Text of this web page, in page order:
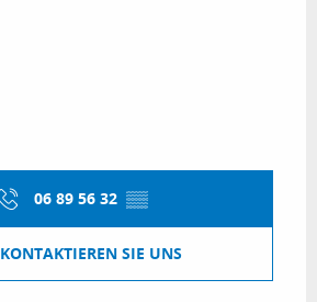
06 89 56 32 ▒▒
KONTAKTIEREN SIE UNS